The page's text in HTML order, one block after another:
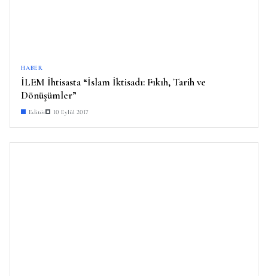
HABER
İLEM İhtisasta “İslam İktisadı: Fıkıh, Tarih ve
Dönüşümler”
Editör 10 Eylül 2017